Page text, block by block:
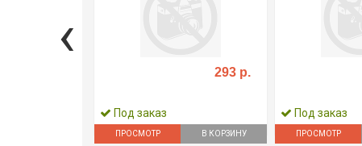
293 р.
Под заказ
ПРОСМОТР В КОРЗИНУ
Под заказ
ПРОСМОТР
‹